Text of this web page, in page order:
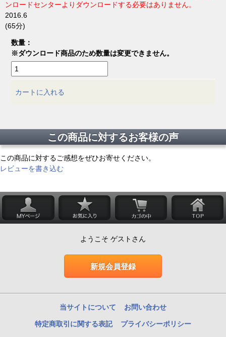
ンロードセンターよりダウンロードする必要はありません。
2016.6
(65分)
数量：
※ダウンロード商品のため数量は変更できません。
カートに入れる
この商品に対するお客様の声
この商品に対するご感想をぜひお寄せください。
レビューを書き込む
ようこそ ゲストさん
新規会員登録
当サイトについて お問い合わせ
特定商取引に関する表記 プライバシーポリシー